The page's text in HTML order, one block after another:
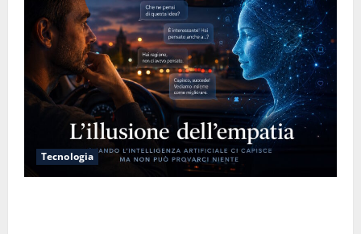
Tecnologia